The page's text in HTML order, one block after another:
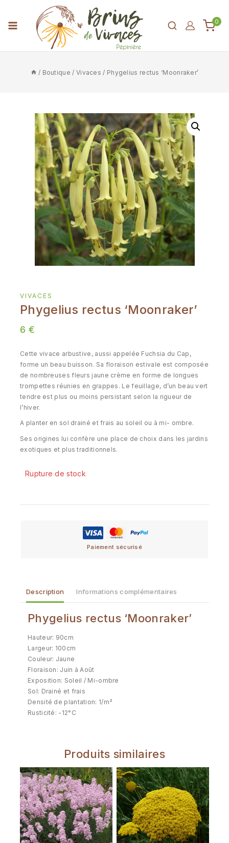
0
/ Boutique / Vivaces / Phygelius rectus ‘Moonraker’
VIVACES
Phygelius rectus ‘Moonraker’
6 €
Cette vivace arbustive, aussi appelée Fuchsia du Cap,
forme un beau buisson. Sa floraison estivale est composée
de nombreuses fleurs jaune crème en forme de longues
trompettes réunies en grappes. Le feuillage, d’un beau vert
tendre est plus ou moins persistant selon la rigueur de
l’hiver.
A planter en sol drainé et frais au soleil ou à mi- ombre.
Ses origines lui confère une place de choix dans les jardins
exotiques et plus traditionnels.
Rupture de stock
Paiement sécurisé
Description Informations complémentaires
Phygelius rectus ‘Moonraker’
Hauteur: 90cm
Largeur: 100cm
Couleur: Jaune
Floraison: Juin à Août
Exposition: Soleil / Mi-ombre
Sol: Drainé et frais
Densité de plantation: 1/m²
Rusticité: -12°C
Produits similaires